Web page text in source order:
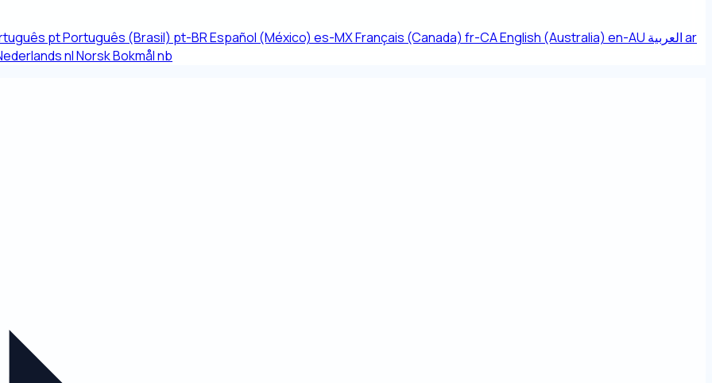
ptPortuguês (Brasil) pt-BREspañol (México) es-MXFrançais (Canada) fr-CAEnglish (Australia) en-AU العربيةar
nlNorsk Bokmålnb